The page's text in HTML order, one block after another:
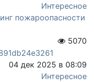
Интересное
пожароопасности
5070
04 дек 2025 в 08:09
Интересное